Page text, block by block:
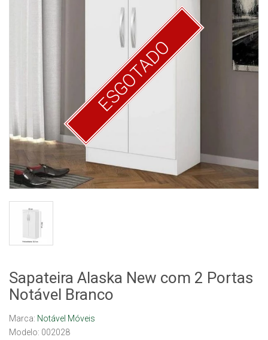
ESGOTADO
Sapateira Alaska New com 2 Portas
Notável Branco
Marca: Notável Móveis
Modelo: 002028